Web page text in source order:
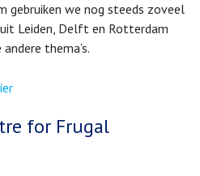
gebruiken we nog steeds zoveel
Leiden, Delft en Rotterdam
thema’s.
for Frugal